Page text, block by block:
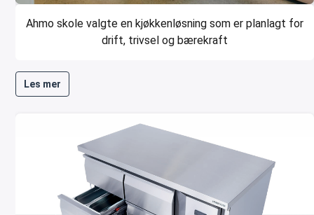
Ahmo skole valgte en kjøkkenløsning som er planlagt for
drift, trivsel og bærekraft
Les mer